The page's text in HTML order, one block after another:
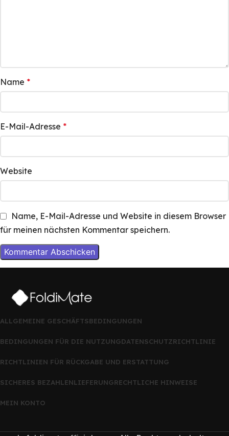
Name *
E-Mail-Adresse *
Website
Name, E-Mail-Adresse und Website in diesem Browser
für meinen nächsten Kommentar speichern.
ALLGEMEINE GESCHÄFTSBEDINGUNGEN
BEDINGUNGEN FÜR DIE NUTZUNGDATENSCHUTZRICHTLINIE
RICHTLINIEN FÜR RÜCKGABE UND ERSTATTUNG
SICHERES BEZAHLENLIEFERUNGRECHTLICHE HINWEISE
MEIN KONTO